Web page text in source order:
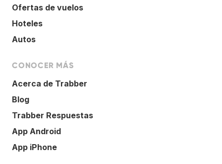
Ofertas de vuelos
Hoteles
Autos
CONOCER MÁS
Acerca de Trabber
Blog
Trabber Respuestas
App Android
App iPhone